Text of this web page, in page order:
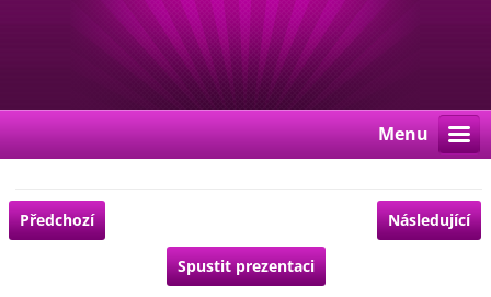
Menu
Předchozí Následující
Spustit prezentaci